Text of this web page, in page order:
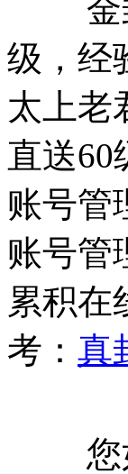
金封
级，经
太上老
直送60
账号管
账号管
累积在
考： 真
您如